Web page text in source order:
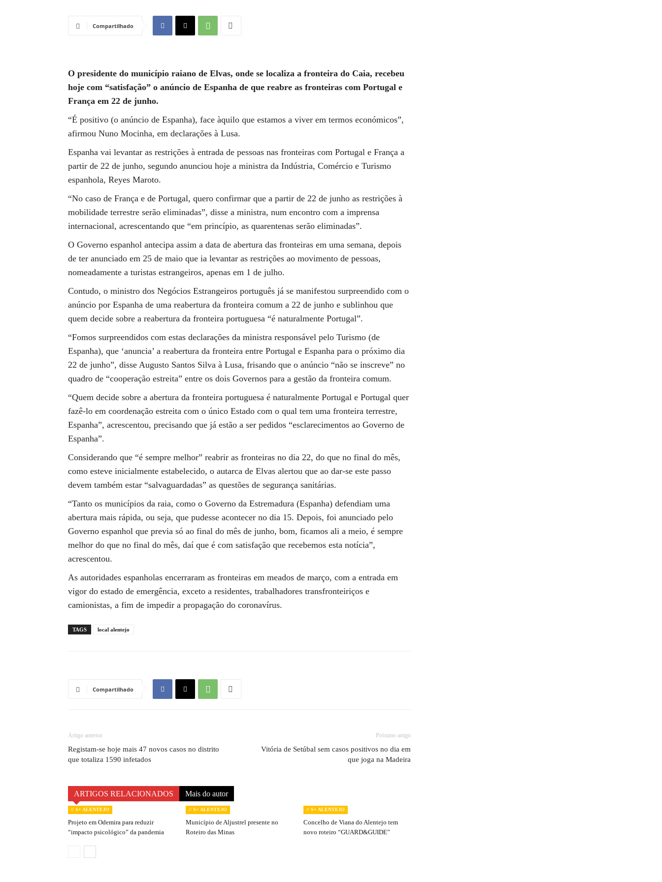
Compartilhado
O presidente do município raiano de Elvas, onde se localiza a fronteira do Caia, recebeu
hoje com “satisfação” o anúncio de Espanha de que reabre as fronteiras com Portugal e
França em 22 de junho.
“É positivo (o anúncio de Espanha), face àquilo que estamos a viver em termos económicos”,
afirmou Nuno Mocinha, em declarações à Lusa.
Espanha vai levantar as restrições à entrada de pessoas nas fronteiras com Portugal e França a
partir de 22 de junho, segundo anunciou hoje a ministra da Indústria, Comércio e Turismo
espanhola, Reyes Maroto.
“No caso de França e de Portugal, quero confirmar que a partir de 22 de junho as restrições à
mobilidade terrestre serão eliminadas”, disse a ministra, num encontro com a imprensa
internacional, acrescentando que “em princípio, as quarentenas serão eliminadas”.
O Governo espanhol antecipa assim a data de abertura das fronteiras em uma semana, depois
de ter anunciado em 25 de maio que ia levantar as restrições ao movimento de pessoas,
nomeadamente a turistas estrangeiros, apenas em 1 de julho.
Contudo, o ministro dos Negócios Estrangeiros português já se manifestou surpreendido com o
anúncio por Espanha de uma reabertura da fronteira comum a 22 de junho e sublinhou que
quem decide sobre a reabertura da fronteira portuguesa “é naturalmente Portugal”.
“Fomos surpreendidos com estas declarações da ministra responsável pelo Turismo (de
Espanha), que ‘anuncia’ a reabertura da fronteira entre Portugal e Espanha para o próximo dia
22 de junho”, disse Augusto Santos Silva à Lusa, frisando que o anúncio “não se inscreve” no
quadro de “cooperação estreita” entre os dois Governos para a gestão da fronteira comum.
“Quem decide sobre a abertura da fronteira portuguesa é naturalmente Portugal e Portugal quer
fazê-lo em coordenação estreita com o único Estado com o qual tem uma fronteira terrestre,
Espanha”, acrescentou, precisando que já estão a ser pedidos “esclarecimentos ao Governo de
Espanha”.
Considerando que “é sempre melhor” reabrir as fronteiras no dia 22, do que no final do mês,
como esteve inicialmente estabelecido, o autarca de Elvas alertou que ao dar-se este passo
devem também estar “salvaguardadas” as questões de segurança sanitárias.
“Tanto os municípios da raia, como o Governo da Estremadura (Espanha) defendiam uma
abertura mais rápida, ou seja, que pudesse acontecer no dia 15. Depois, foi anunciado pelo
Governo espanhol que previa só ao final do mês de junho, bom, ficamos ali a meio, é sempre
melhor do que no final do mês, daí que é com satisfação que recebemos esta notícia”,
acrescentou.
As autoridades espanholas encerraram as fronteiras em meados de março, com a entrada em
vigor do estado de emergência, exceto a residentes, trabalhadores transfronteiriços e
camionistas, a fim de impedir a propagação do coronavírus.
TAGS local alentejo
Compartilhado
Artigo anterior
Registam-se hoje mais 47 novos casos no distrito
que totaliza 1590 infetados
Próximo artigo
Vitória de Setúbal sem casos positivos no dia em
que joga na Madeira
ARTIGOS RELACIONADOS Mais do autor
// S+ ALENTEJO
Projeto em Odemira para reduzir
“impacto psicológico” da pandemia
// S+ ALENTEJO
Município de Aljustrel presente no
Roteiro das Minas
// S+ ALENTEJO
Concelho de Viana do Alentejo tem
novo roteiro “GUARD&GUIDE”